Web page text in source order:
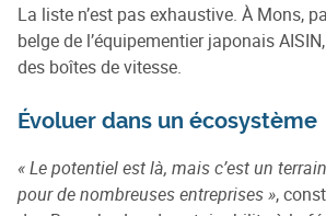
La liste n’est pas exhaustive. À Mons,
belge de l’équipementier japonais
des boîtes de vitesse.
Évoluer dans un écosystème
« Le potentiel est là, mais c’est un
pour de nombreuses entreprises »,